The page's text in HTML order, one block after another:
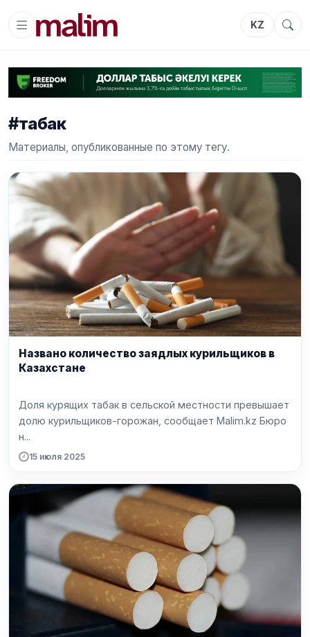
KZ
#табак
Материалы, опубликованные по этому тегу.
Названо количество заядлых курильщиков в
Казахстане
Доля курящих табак в сельской местности превышает
долю курильщиков-горожан, сообщает Malim.kz Бюро
н...
15 июля 2025